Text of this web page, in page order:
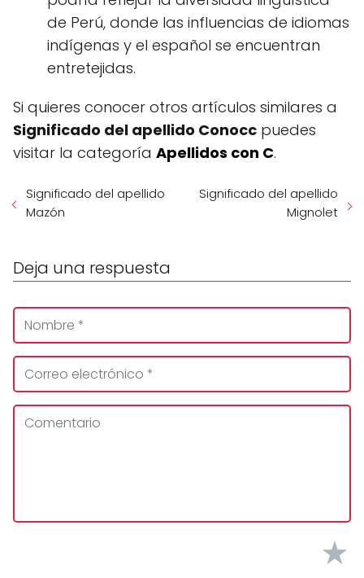
de Perú, donde las influencias de idiomas
indígenas y el español se encuentran
entretejidas.
Si quieres conocer otros artículos similares a
Significado del apellido Conocc puedes
visitar la categoría Apellidos con C.
Significado del apellido
Mazón
Significado del apellido
Mignolet
Deja una respuesta
★